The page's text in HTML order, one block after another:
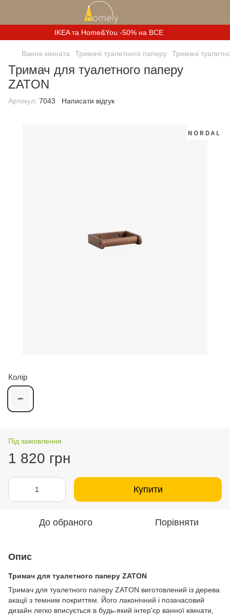
IKEA та Home&You -50% на ВСЕ
Ванна кімната Тримачі туалетного паперу Тримачі
Тримач для туалетного паперу
ZATON
Артикул: 7043 Написати відгук
Колір
Під замовлення
1 820 грн
Купити
До обраного Порівняти
Опис
Тримач для туалетного паперу ZATON
Тримач для туалетного паперу ZATON виготовлений із дерева
акації з темним покриттям. Його лаконічний і позачасовий
дизайн легко вписується в будь-який інтер'єр ванної кімнати,